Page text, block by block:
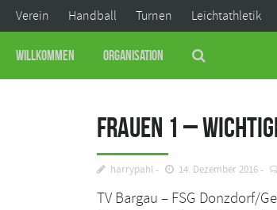
Verein Handball Turnen Leichtathletik
Willkommen Organisation
Frauen 1 –
harrypahl 14. Dezember 2016
TV Bargau – FSG Donzdorf/